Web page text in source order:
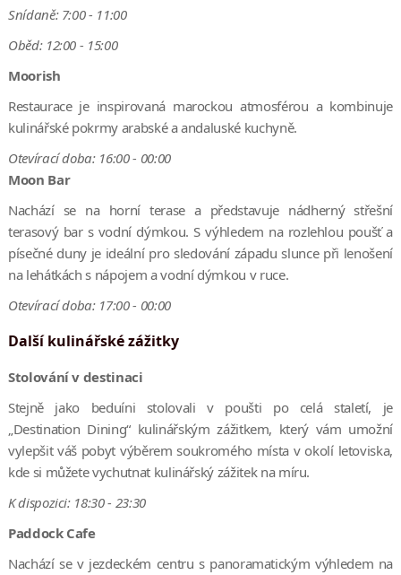
Snídaně: 7:00 - 11:00
Oběd: 12:00 - 15:00
Moorish
Restaurace je inspirovaná marockou atmosférou a kombinuje
kulinářské pokrmy arabské a andaluské kuchyně.
Otevírací doba: 16:00 - 00:00
Moon Bar
Nachází se na horní terase a představuje nádherný střešní
terasový bar s vodní dýmkou. S výhledem na rozlehlou poušť a
písečné duny je ideální pro sledování západu slunce při lenošení
na lehátkách s nápojem a vodní dýmkou v ruce.
Otevírací doba: 17:00 - 00:00
Další kulinářské zážitky
Stolování v destinaci
Stejně jako beduíni stolovali v poušti po celá staletí, je
„Destination Dining“ kulinářským zážitkem, který vám umožní
vylepšit váš pobyt výběrem soukromého místa v okolí letoviska,
kde si můžete vychutnat kulinářský zážitek na míru.
K dispozici: 18:30 - 23:30
Paddock Cafe
Nachází se v jezdeckém centru s panoramatickým výhledem na